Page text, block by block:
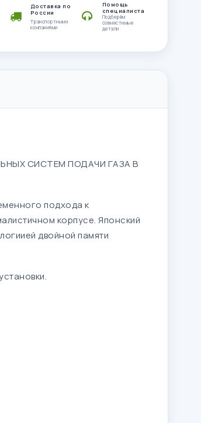
Доставка по
России
Транспортными
компаниями
Помощь
специалиста
Подберём
совместимые
детали
СИСТЕМ ПОДАЧИ ГАЗА В
подхода к
корпусе. Японский
двойной памяти